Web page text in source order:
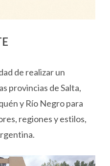
de realizar un
provincias de Salta,
y Río Negro para
regiones y estilos,